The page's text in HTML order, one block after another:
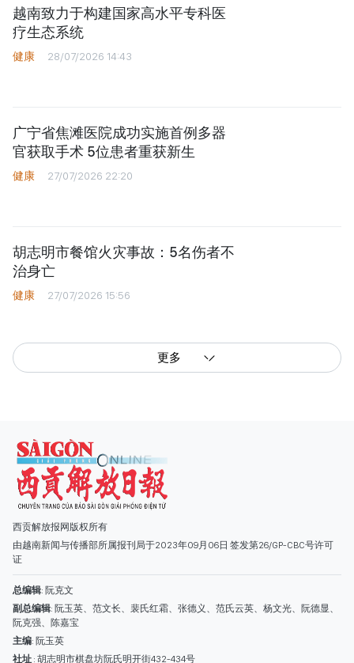
越南致力于构建国家高水平专科医
疗生态系统
健康 28/07/2026 14:43
广宁省焦滩医院成功实施首例多器
官获取手术 5位患者重获新生
健康 27/07/2026 22:20
胡志明市餐馆火灾事故：5名伤者不
治身亡
健康 27/07/2026 15:56
更多
西贡解放报网版权所有
由越南新闻与传播部所属报刊局于2023年09月06日 签发第26/GP-CBC号许可
证
总编辑: 阮克文
副总编辑: 阮玉英、范文长、裴氏红霜、张德义、范氏云英、杨文光、阮德显、
阮克强、陈嘉宝
主编: 阮玉英
社址 : 胡志明市棋盘坊阮氏明开街432-434号